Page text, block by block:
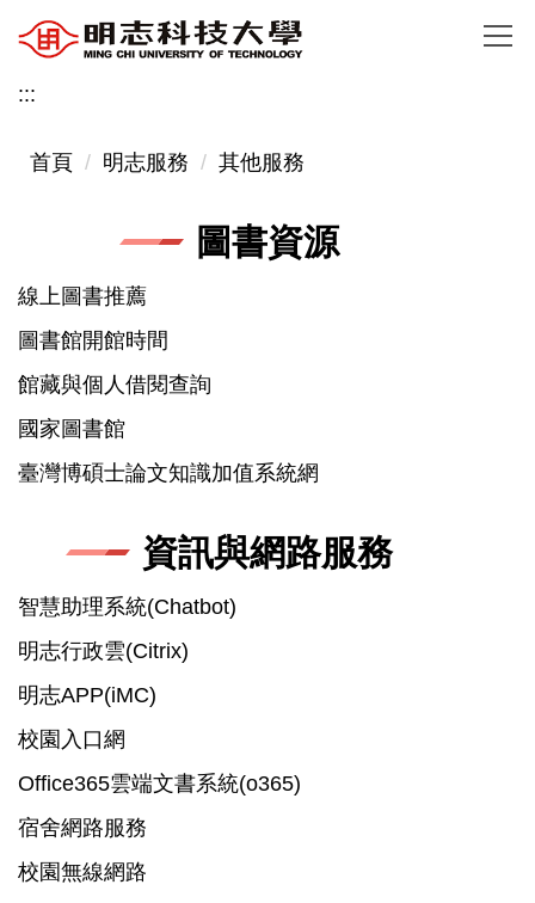
到
主
內
:::
首頁 明志服務 其他服務
圖書資源
線上圖書推薦
圖書館開館時間
館藏與個人借閱查詢
國家圖書館
臺灣博碩士論文知識加值系統網
資訊與網路服務
智慧助理系統(Chatbot)
明志行政雲(Citrix)
明志APP(iMC)
校園入口網
Office365雲端文書系統(o365)
宿舍網路服務
校園無線網路